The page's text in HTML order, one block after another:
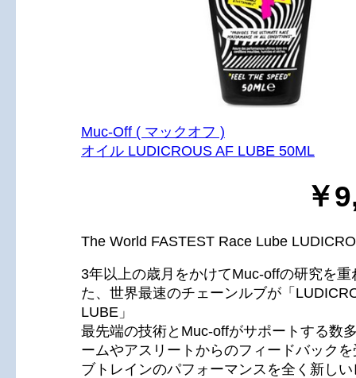
Muc-Off ( マックオフ )
オイル LUDICROUS AF LUBE 50ML
￥
The World FASTEST Race Lube
3年以上の歳月をかけてMuc-offの研究を重
た、世界最速のチェーンルブが「
LUBE」
最先端の技術とMuc-offがサポートする数
ームやアスリートからのフィードバック
ブトレインのパフォーマンスを全く新し